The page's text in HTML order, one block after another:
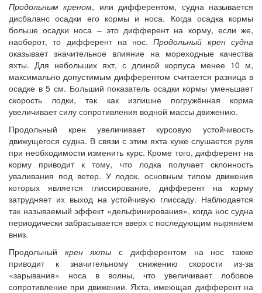
Продольным креном, или дифферентом, судна называется
дисбаланс осадки его кормы и носа. Когда осадка кормы
больше осадки носа – это дифферент на корму, если же,
наоборот, то дифферент на нос.Продольный крен судна
оказывает значительное влияние на мореходные качества
яхты. Для небольших яхт, с длиной корпуса менее 10 м,
максимально допустимым дифферентом считается разница в
осадке в 5 см. Больший показатель осадки кормы уменьшает
скорость лодки, так как излишне погружённая корма
увеличивает силу сопротивления водной массы движению.
Продольный крен увеличивает курсовую устойчивость
движущегося судна. В связи с этим яхта хуже слушается руля
при необходимости изменить курс. Кроме того, дифферент на
корму приводит к тому, что лодка получает склонность
уваливания под ветер. У лодок, основным типом движения
которых является глиссирование, дифферент на корму
затрудняет их выход на устойчивую глиссаду. Наблюдается
так называемый эффект «дельфинирования», когда нос судна
периодически забрасывается вверх с последующим нырянием
вниз.
Продольный крен яхты с дифферентом на нос также
приводит к значительному снижению скорости из-за
«зарывания» носа в волны, что увеличивает лобовое
сопротивление при движении. Яхта, имеющая дифферент на